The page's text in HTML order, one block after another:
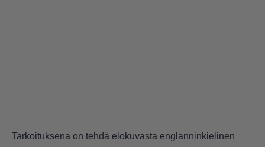
Tarkoituksena on tehdä elokuvasta englanninkielinen